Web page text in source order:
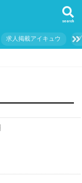
search
求人掲載アイキュウ